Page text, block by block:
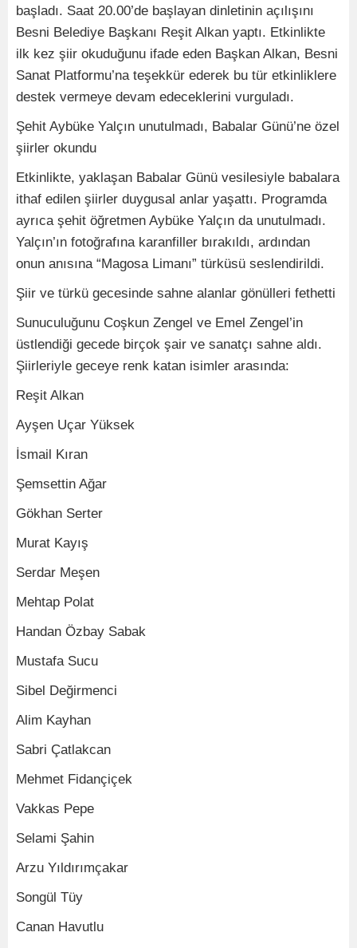
başladı. Saat 20.00’de başlayan dinletinin açılışını
Besni Belediye Başkanı Reşit Alkan yaptı. Etkinlikte
ilk kez şiir okuduğunu ifade eden Başkan Alkan, Besni
Sanat Platformu’na teşekkür ederek bu tür etkinliklere
destek vermeye devam edeceklerini vurguladı.
Şehit Aybüke Yalçın unutulmadı, Babalar Günü’ne özel
şiirler okundu
Etkinlikte, yaklaşan Babalar Günü vesilesiyle babalara
ithaf edilen şiirler duygusal anlar yaşattı. Programda
ayrıca şehit öğretmen Aybüke Yalçın da unutulmadı.
Yalçın’ın fotoğrafına karanfiller bırakıldı, ardından
onun anısına “Magosa Limanı” türküsü seslendirildi.
Şiir ve türkü gecesinde sahne alanlar gönülleri fethetti
Sunuculuğunu Coşkun Zengel ve Emel Zengel’in
üstlendiği gecede birçok şair ve sanatçı sahne aldı.
Şiirleriyle geceye renk katan isimler arasında:
Reşit Alkan
Ayşen Uçar Yüksek
İsmail Kıran
Şemsettin Ağar
Gökhan Serter
Murat Kayış
Serdar Meşen
Mehtap Polat
Handan Özbay Sabak
Mustafa Sucu
Sibel Değirmenci
Alim Kayhan
Sabri Çatlakcan
Mehmet Fidançiçek
Vakkas Pepe
Selami Şahin
Arzu Yıldırımçakar
Songül Tüy
Canan Havutlu